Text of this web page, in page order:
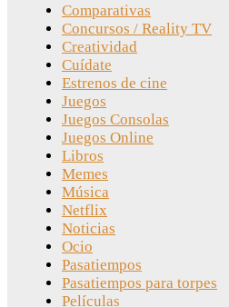
Comparativas
Concursos / Reality TV
Creatividad
Cuídate
Estrenos de cine
Juegos
Juegos Consolas
Juegos Online
Libros
Memes
Música
Netflix
Noticias
Ocio
Pasatiempos
Pasatiempos para torpes
Películas